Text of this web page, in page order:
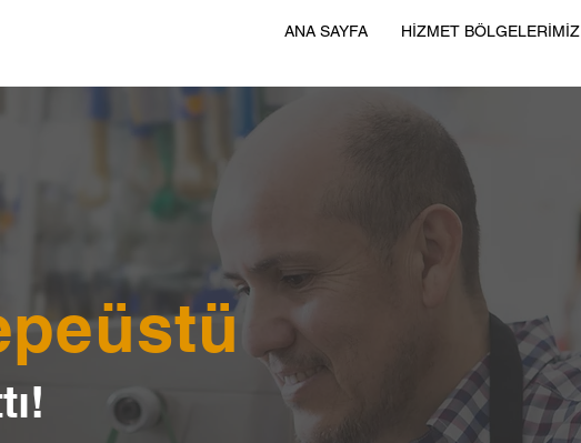
ANA SAYFA HİZMET BÖLGELERİMİZ